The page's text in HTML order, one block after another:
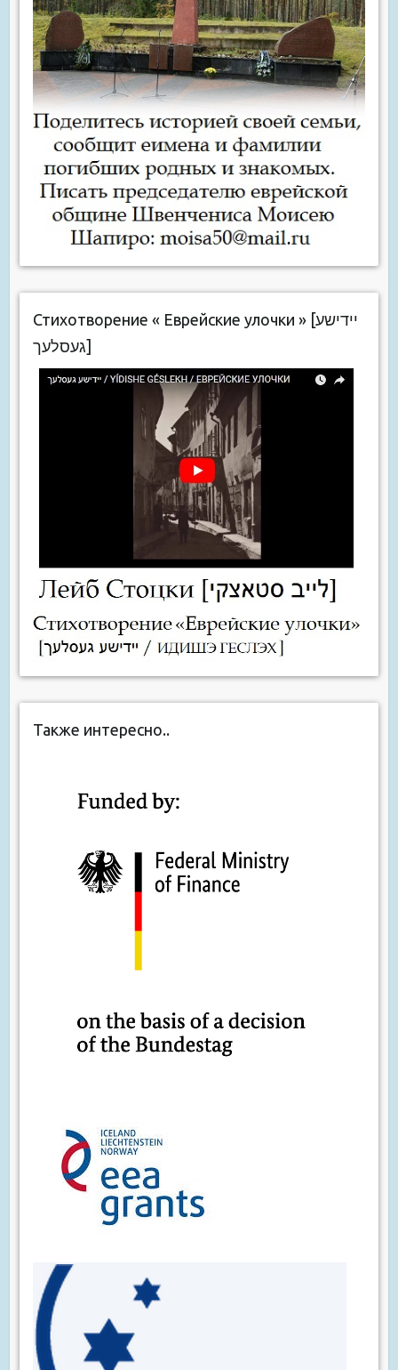
Стихотворение « Еврейские улочки » [יידישע
געסלעך]
Также интересно..